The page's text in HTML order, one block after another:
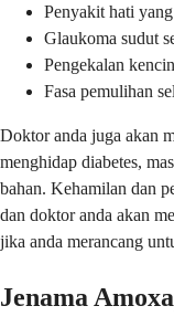
Penyakit hati
Glaukoma sudut
Pengekalan
Fasa pemulihan
Doktor anda juga akan
menghidap diabetes,
bahan. Kehamilan dan
dan doktor anda akan
jika anda merancang
Jenama